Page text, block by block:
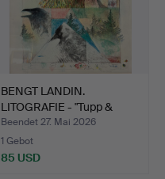
BENGT LANDIN.
LITOGRAFIE - "Tupp &
korp", …
Beendet 27. Mai 2026
1 Gebot
85 USD